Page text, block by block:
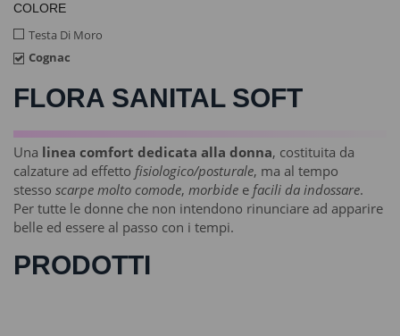
COLORE
Testa Di Moro
Cognac
FLORA SANITAL SOFT
Una linea comfort dedicata alla donna, costituita da
calzature ad effetto fisiologico/posturale, ma al tempo
stesso scarpe molto comode, morbide e facili da indossare.
Per tutte le donne che non intendono rinunciare ad apparire
belle ed essere al passo con i tempi.
PRODOTTI